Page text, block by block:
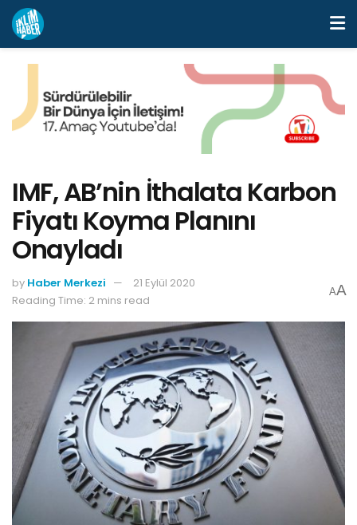
IMF, AB’nin İthalata Karbon
Fiyatı Koyma Planını
Onayladı
by Haber Merkezi
21 Eylül 2020
Reading Time: 2 mins read
AA